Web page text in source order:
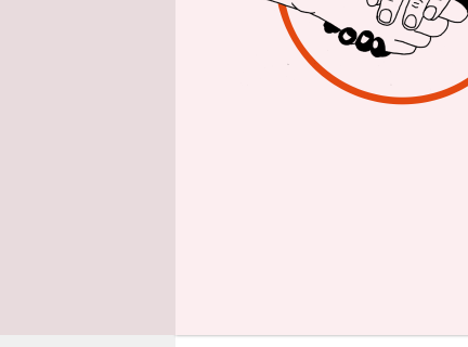
planen.
„Das
Euro,